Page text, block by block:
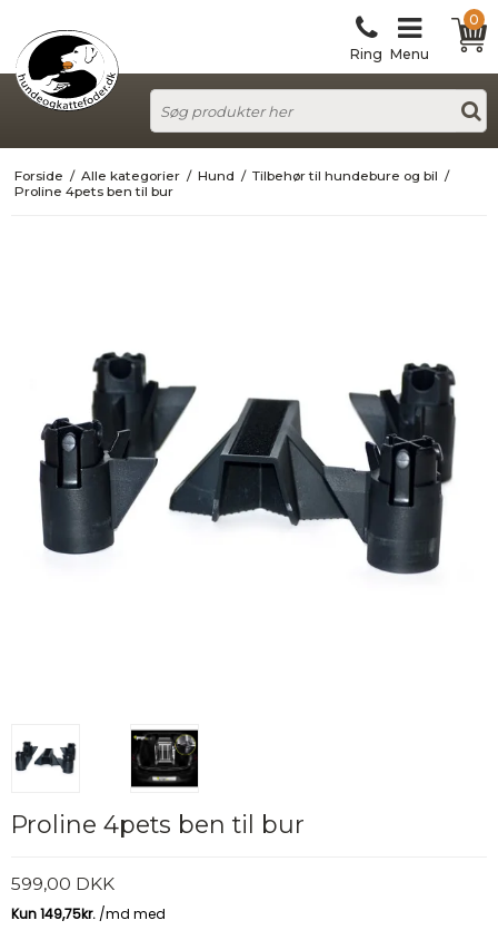
Ring Menu
0
Forside / Alle kategorier / Hund / Tilbehør til hundebure og bil /
Proline 4pets ben til bur
Proline 4pets ben til bur
599,00 DKK